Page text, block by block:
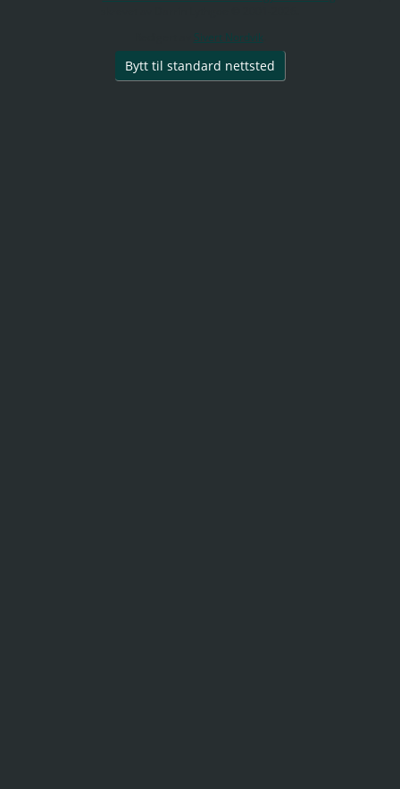
Sivert Nordvik.
Bytt til standard nettsted